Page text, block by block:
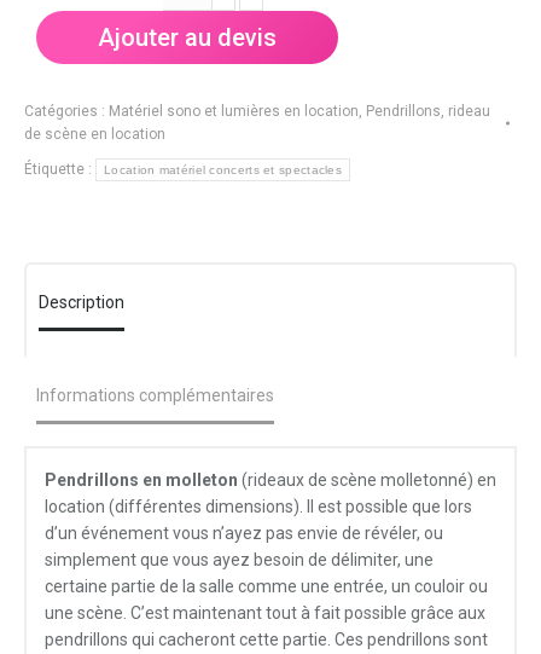
molton
6
x
3,5
Ajouter au devis
Catégories : Matériel sono et lumières en location Pendrillons, rideau
de scène en location
Étiquette : Location matériel concerts et spectacles
Description
Informations complémentaires
Pendrillons en molleton (rideaux de scène molletonné) en
location (différentes dimensions). Il est possible que lors
d’un événement vous n’ayez pas envie de révéler, ou
simplement que vous ayez besoin de délimiter, une
certaine partie de la salle comme une entrée, un couloir ou
une scène. C’est maintenant tout à fait possible grâce aux
pendrillons qui cacheront cette partie. Ces pendrillons sont